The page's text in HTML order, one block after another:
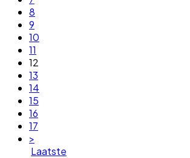
8
9
10
11
12
13
14
15
16
17
>
Laatste